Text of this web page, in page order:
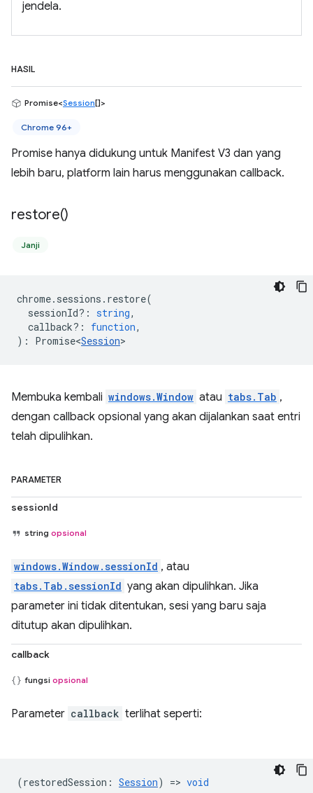
jendela.
HASIL
Promise<Session[]>
Chrome 96+
Promise hanya didukung untuk Manifest V3 dan yang
lebih baru, platform lain harus menggunakan callback.
restore()
Janji
chrome. sessions . restore(
sessionId? : string,
callback? : function,
) : Promise<Session>
Membuka kembali windows.Window atau tabs.Tab ,
dengan callback opsional yang akan dijalankan saat entri
telah dipulihkan.
PARAMETER
sessionId
string opsional
windows.Window.sessionId , atau
tabs.Tab.sessionId yang akan dipulihkan. Jika
parameter ini tidak ditentukan, sesi yang baru saja
ditutup akan dipulihkan.
callback
fungsi opsional
Parameter callback terlihat seperti:
(restoredSession : Session) => void